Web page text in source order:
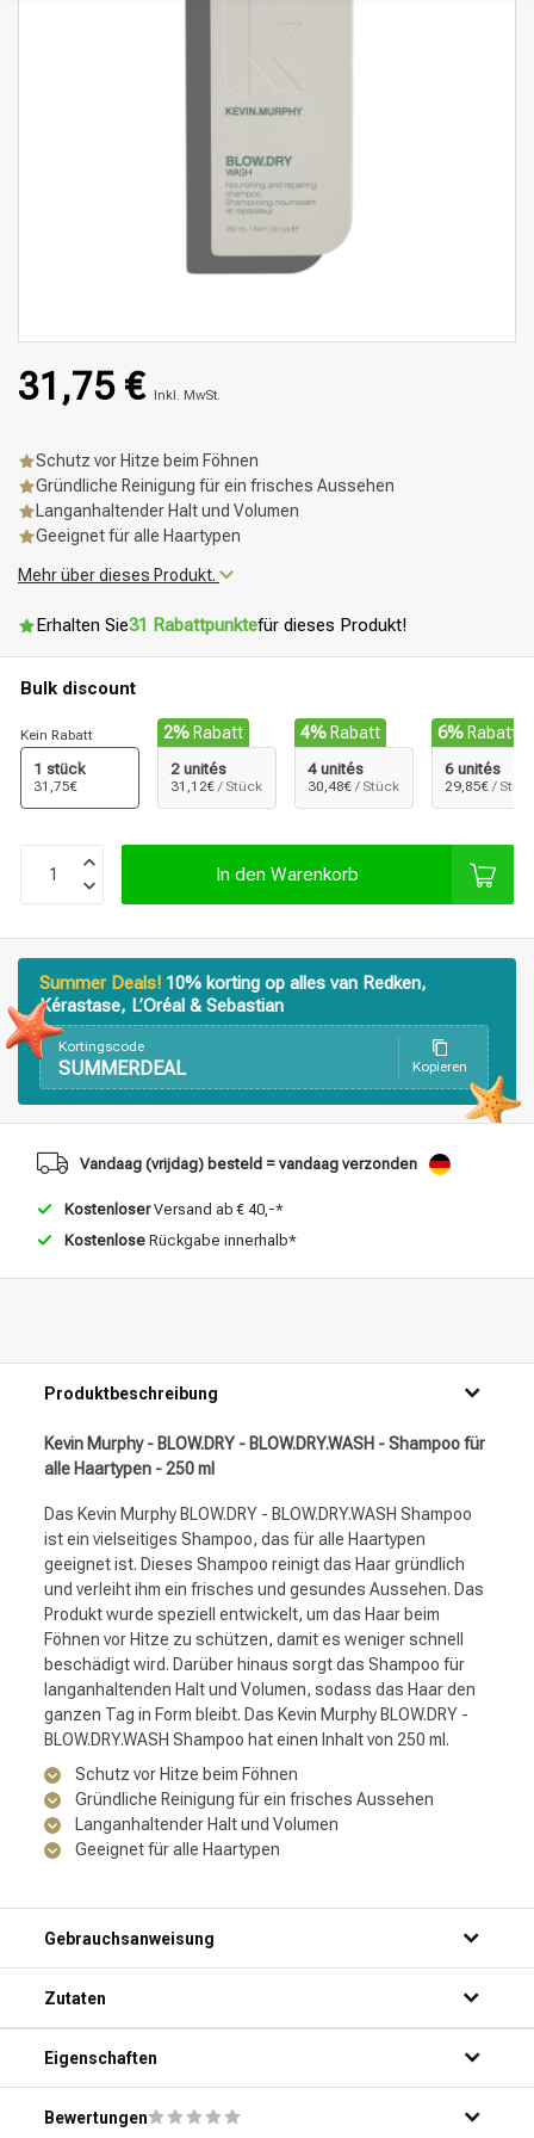
Stylingprodukte Haarfärbung
31,75 € Inkl. MwSt.
Schutz vor Hitze beim Föhnen
Gründliche Reinigung für ein frisches Aussehen
Langanhaltender Halt und Volumen
Geeignet für alle Haartypen
Mehr über dieses Produkt.
Erhalten Sie31 Rabattpunktefür dieses Produkt!
Bulk discount
Kein Rabatt
1 stück
31,75€
2% Rabatt
2 unités
31,12€ / Stück
4% Rabatt
4 unités
30,48€ / Stück
6% Rabatt
6 unités
29,85€ /
In den Warenkorb
Summer Deals! 10% korting op alles van Redken,
Kérastase, L’Oréal & Sebastian
Kortingscode
SUMMERDEAL Kopieren
Vandaag (vrijdag) besteld = vandaag verzonden
KostenloserVersand ab € 40,-*
Kostenlose Rückgabe innerhalb*
Produktbeschreibung
Kevin Murphy - BLOW.DRY - BLOW.DRY.WASH - Shampoo für
alle Haartypen - 250 ml
Das Kevin Murphy BLOW.DRY - BLOW.DRY.WASH Shampoo
ist ein vielseitiges Shampoo, das für alle Haartypen
geeignet ist. Dieses Shampoo reinigt das Haar gründlich
und verleiht ihm ein frisches und gesundes Aussehen. Das
Produkt wurde speziell entwickelt, um das Haar beim
Föhnen vor Hitze zu schützen, damit es weniger schnell
beschädigt wird. Darüber hinaus sorgt das Shampoo für
langanhaltenden Halt und Volumen, sodass das Haar den
ganzen Tag in Form bleibt. Das Kevin Murphy BLOW.DRY -
BLOW.DRY.WASH Shampoo hat einen Inhalt von 250 ml.
Schutz vor Hitze beim Föhnen
Gründliche Reinigung für ein frisches Aussehen
Langanhaltender Halt und Volumen
Geeignet für alle Haartypen
Gebrauchsanweisung
Schritt 2: Trage eine kleine Menge des Produkts auf deine
Handflächen auf.
Schritt 3: Massiere das Produkt sanft in dein nasses Haar
Schritt 4: Spüle das Produkt gründlich mit warmem Wasser
Zutaten
Eigenschaften
Bewertungen